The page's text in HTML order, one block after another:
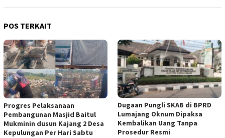
POS TERKAIT
Progres Pelaksanaan
Pembangunan Masjid Baitul
Mukminin dusun Kajang 2 Desa
Kepulungan Per Hari Sabtu
Dugaan Pungli SKAB di BPRD
Lumajang Oknum Dipaksa
Kembalikan Uang Tanpa
Prosedur Resmi